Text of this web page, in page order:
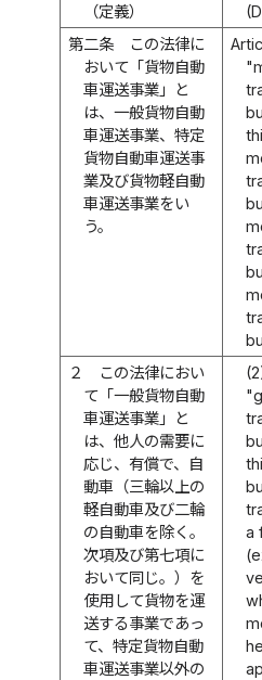
（定義）
第二条
この法律に
おいて「貨物自動
車運送事業」と
は、一般貨物自動
車運送事業、特定
貨物自動車運送事
業及び貨物軽自動
車運送事業をい
う。
２
この法律におい
て「一般貨物自動
車運送事業」と
は、他人の需要に
応じ、有償で、自
動車（三輪以上の
軽自動車及び二輪
の自動車を除く。
次項及び第七項に
おいて同じ。）を
使用して貨物を運
送する事業であっ
て、特定貨物自動
車運送事業以外の
a